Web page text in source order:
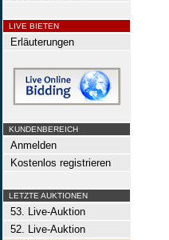
LIVE BIETEN
Erläuterungen
KUNDENBEREICH
Anmelden
Kostenlos registrieren
LETZTE AUKTIONEN
53. Live-Auktion
52. Live-Auktion